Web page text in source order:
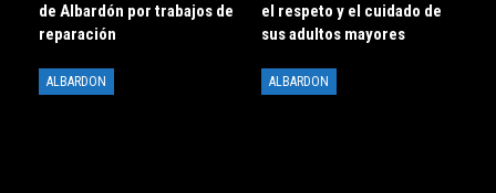
de Albardón por trabajos de
reparación
el respeto y el cuidado de
sus adultos mayores
ALBARDON ALBARDON